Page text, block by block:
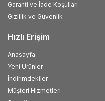
Garanti ve İade Koşulları
Gizlilik ve Güvenlik
Hızlı Erişim
Anasayfa
Yeni Ürünler
İndirimdekiler
Müşteri Hizmetleri